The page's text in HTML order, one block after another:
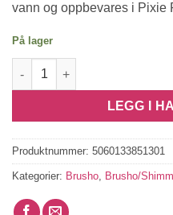
vann og oppbevares i Pixie
På lager
Brusho - Terracotta antall
LEGG I
Produktnummer: 5060133851301
Kategorier: Brusho Brusho/